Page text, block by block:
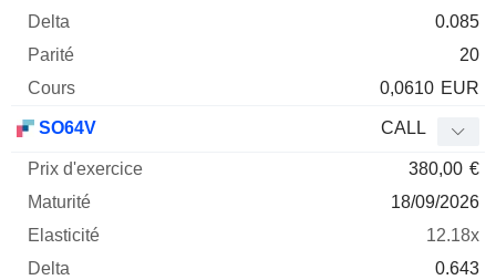
0.085
20
0,0610 EUR
SO64V CALL
380,00 €
18/09/2026
12.18x
0.643